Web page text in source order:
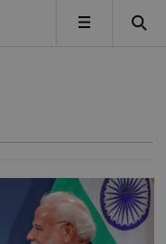
MENY